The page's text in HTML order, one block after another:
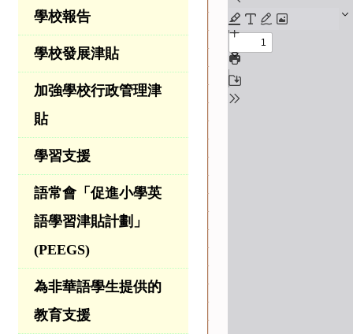
學校報告
學校發展津貼
加強學校行政管理津
貼
學習支援
語常會「促進小學英
語學習津貼計劃」
(PEEGS)
為非華語學生提供的
教育支援